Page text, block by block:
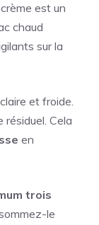
est un
chaud
sur la
et froide.
Cela
en
trois
le